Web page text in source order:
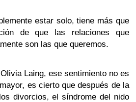
estar solo, tiene más que
de que las relaciones que
son las que queremos.
Laing, ese sentimiento no es
es cierto que después de la
divorcios, el síndrome del nido